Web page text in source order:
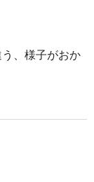
、様子がおか